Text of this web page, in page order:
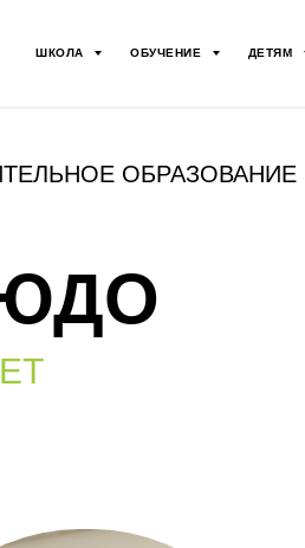
ШКОЛА ОБУЧЕНИЕ ДЕТЯМ
ОБРАЗОВАНИЕ